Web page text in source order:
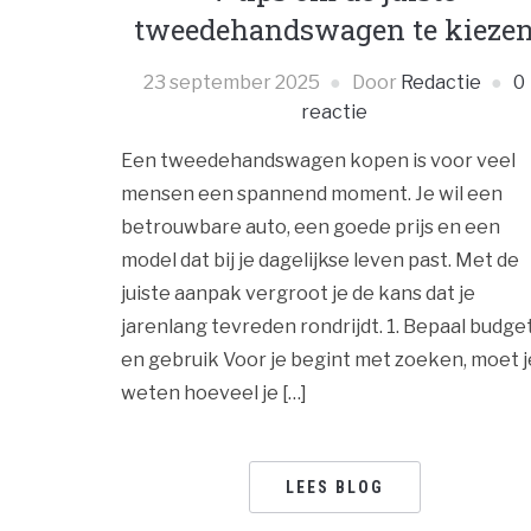
tweedehandswagen te
23 september 2025 Door Redactie
0
reactie
Een tweedehandswagen kopen is voor veel
mensen een spannend moment. Je wil een
betrouwbare auto, een goede prijs en een
model dat bij je dagelijkse leven past. Met de
juiste aanpak vergroot je de kans dat je
jarenlang tevreden rondrijdt. 1. Bepaal
en gebruik Voor je begint met zoeken, moet
weten hoeveel je […]
LEES BLOG